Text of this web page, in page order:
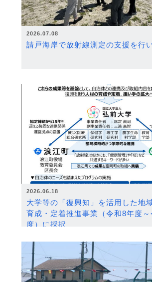
2026.07.08
請戸海岸で放射線測定の支援を行
2026.06.18
大学等の「復興知」を活用した地
育成・定着推進事業（令和8年度
度）に採択